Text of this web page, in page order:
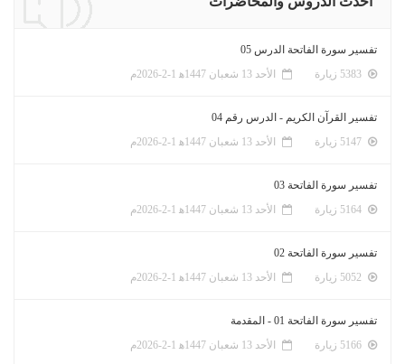
تفسير سورة الفاتحة الدرس 05
الأحد 13 شعبان 1447ﻫ 1-2-2026م
تفسير القرآن الكريم - الدرس رقم 04
الأحد 13 شعبان 1447ﻫ 1-2-2026م
تفسير سورة الفاتحة 03
الأحد 13 شعبان 1447ﻫ 1-2-2026م
تفسير سورة الفاتحة 02
الأحد 13 شعبان 1447ﻫ 1-2-2026م
تفسير سورة الفاتحة 01 - المقدمة
الأحد 13 شعبان 1447ﻫ 1-2-2026م